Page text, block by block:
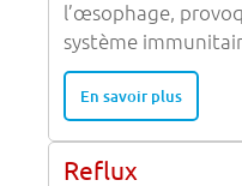
l’œsophage,
système
En savoir plus
Reflux